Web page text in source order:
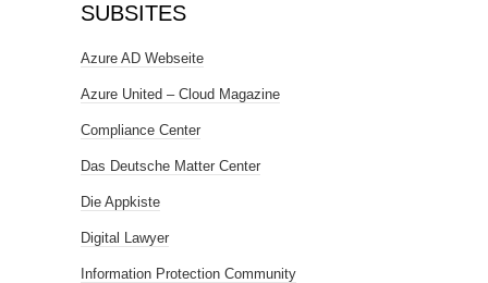
SUBSITES
Azure AD Webseite
Azure United – Cloud Magazine
Compliance Center
Das Deutsche Matter Center
Die Appkiste
Digital Lawyer
Information Protection Community